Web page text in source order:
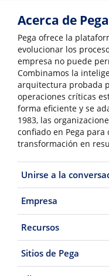
Acerca de Pega
Pega ofrece la
evolucionar los
empresa no puede
Combinamos la
arquitectura probada
operaciones críticas
forma eficiente y se
1983, las
confiado en Pega
transformación en
Unirse a la
Empresa
Recursos
Sitios de Pega